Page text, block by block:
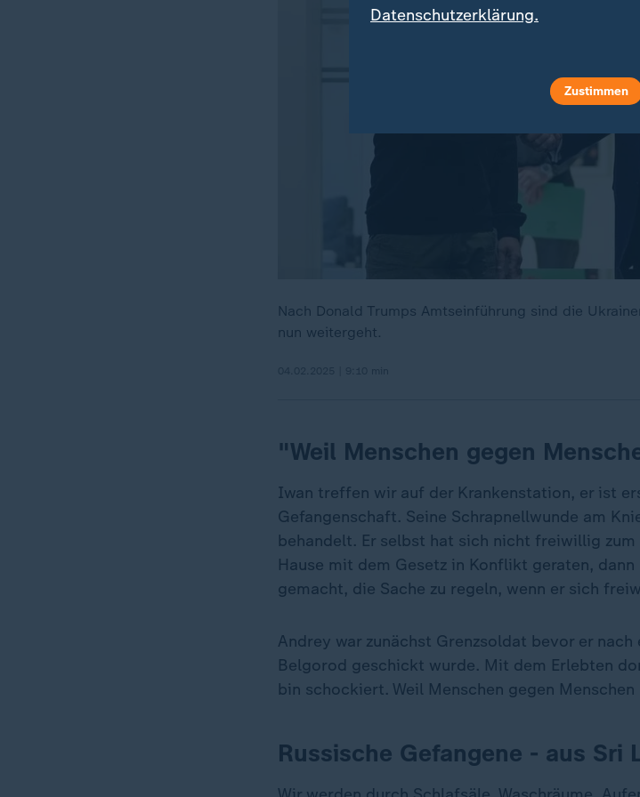
Nach Donald Trumps Amtseinführung sind die
nun weitergeht.
"Weil Menschen gegen
Iwan treffen wir auf der Krankenstation, er ist
Gefangenschaft. Seine Schrapnellwunde am
behandelt. Er selbst hat sich nicht freiwillig
Hause mit dem Gesetz in Konflikt geraten,
gemacht, die Sache zu regeln, wenn er sich
Andrey war zunächst Grenzsoldat bevor er
Belgorod geschickt wurde. Mit dem Erlebten
bin schockiert. Weil Menschen gegen
Russische Gefangene - aus Sri
Datenschutzerklärung.
Zustimmen